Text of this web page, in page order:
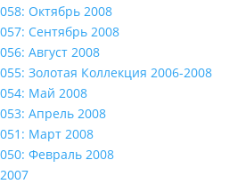
058: Октябрь 2008
057: Сентябрь 2008
056: Август 2008
055: Золотая Коллекция 2006-2008
054: Май 2008
053: Апрель 2008
051: Март 2008
050: Февраль 2008
2007